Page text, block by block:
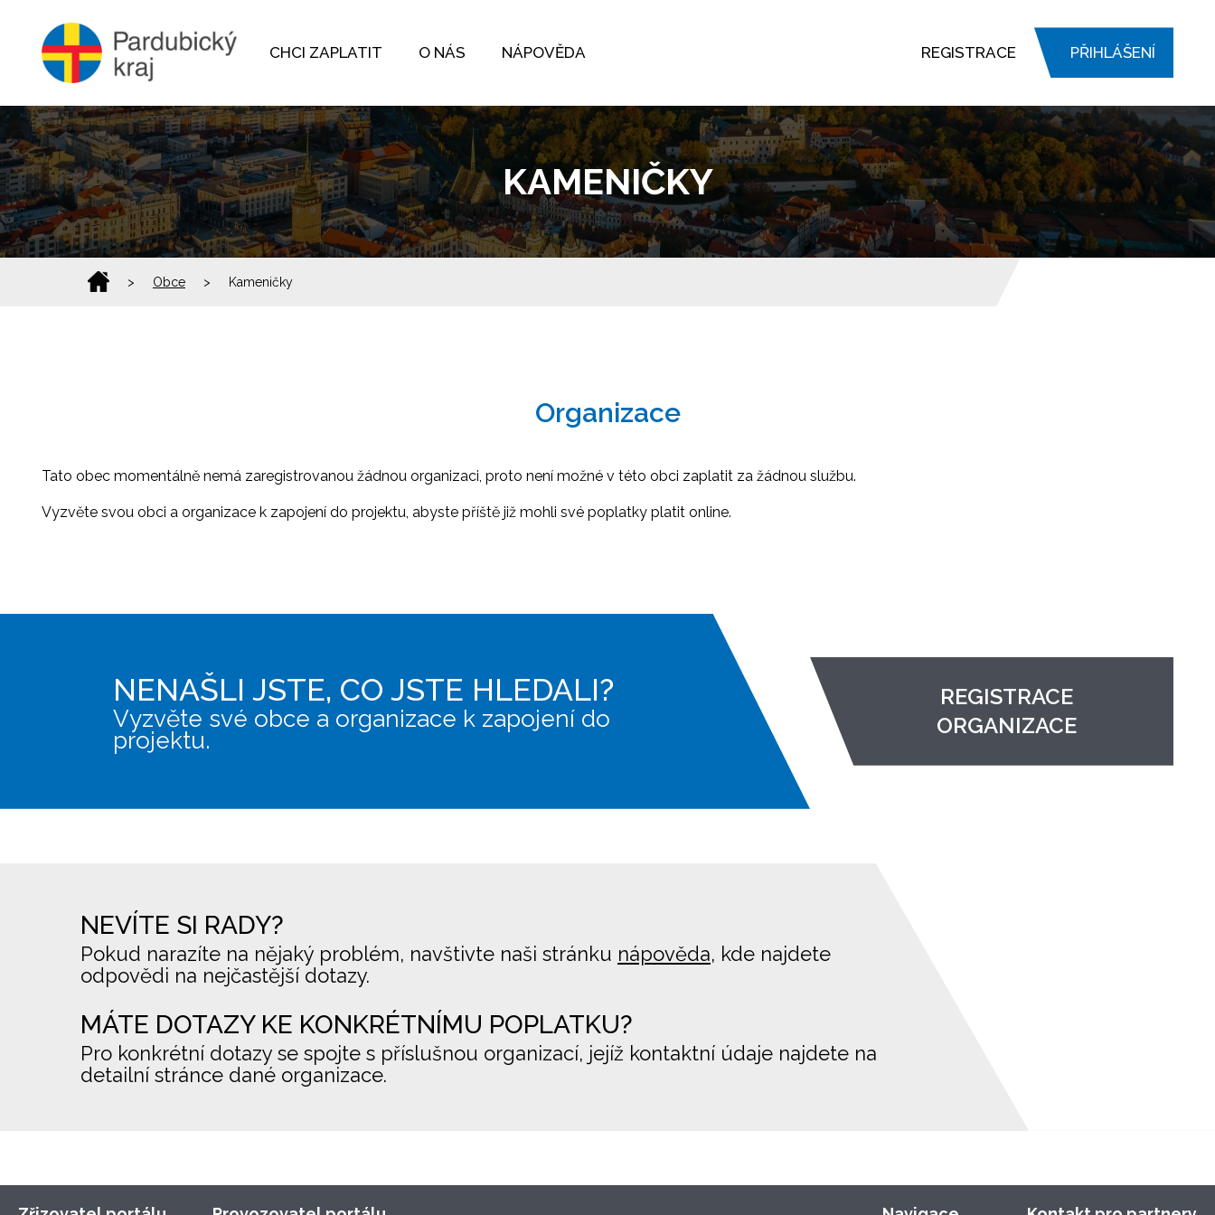
CHCI ZAPLATIT O NÁS NÁPOVĚDA REGISTRACE PŘIHLÁŠENÍ
KAMENIČKY
> Obce > Kameničky
Organizace
Tato obec momentálně nemá zaregistrovanou žádnou organizaci, proto není možné v této obci zaplatit za žádnou službu.
Vyzvěte svou obci a organizace k zapojení do projektu, abyste příště již mohli své poplatky platit online.
NENAŠLI JSTE, CO JSTE HLEDALI?
Vyzvěte své obce a organizace k zapojení do
projektu.
REGISTRACE
ORGANIZACE
NEVÍTE SI RADY?
Pokud narazíte na nějaký problém, navštivte naši stránku nápověda, kde najdete
odpovědi na nejčastější dotazy.
MÁTE DOTAZY KE KONKRÉTNÍMU POPLATKU?
Pro konkrétní dotazy se spojte s příslušnou organizací, jejíž kontaktní údaje najdete na
detailní stránce dané organizace.